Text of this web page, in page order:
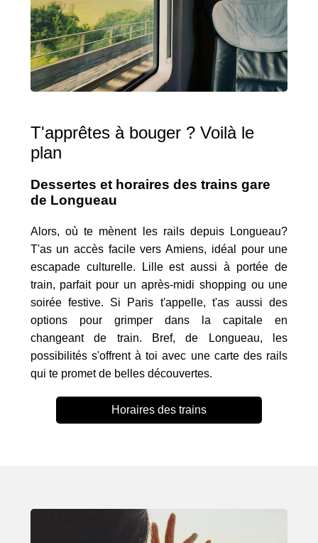
T'apprêtes à bouger ? Voilà le
plan
Dessertes et horaires des trains gare
de Longueau
Alors, où te mènent les rails depuis Longueau?
T'as un accès facile vers Amiens, idéal pour une
escapade culturelle. Lille est aussi à portée de
train, parfait pour un après-midi shopping ou une
soirée festive. Si Paris t'appelle, t'as aussi des
options pour grimper dans la capitale en
changeant de train. Bref, de Longueau, les
possibilités s'offrent à toi avec une carte des rails
qui te promet de belles découvertes.
Horaires des trains